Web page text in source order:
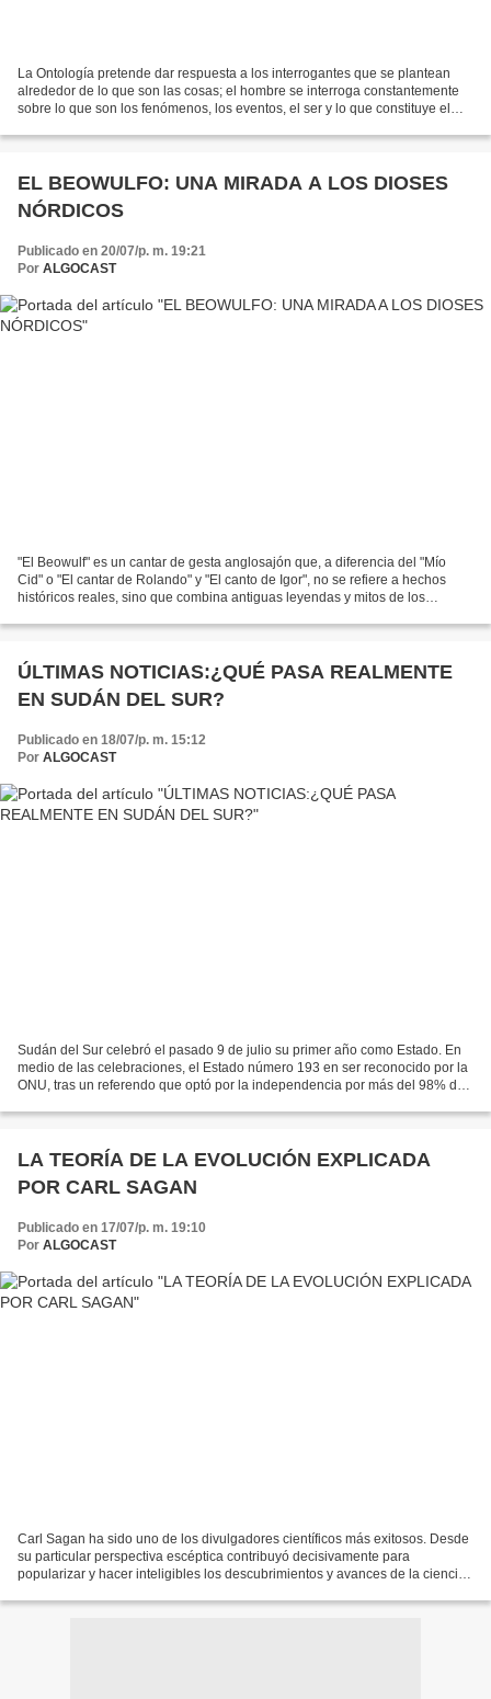
La Ontología pretende dar respuesta a los interrogantes que se plantean
alrededor de lo que son las cosas; el hombre se interroga constantemente
sobre lo que son los fenómenos, los eventos, el ser y lo que constituye el
EL BEOWULFO: UNA MIRADA A LOS DIOSES
NÓRDICOS
Publicado en 20/07/p. m. 19:21
Por ALGOCAST
"El Beowulf" es un cantar de gesta anglosajón que, a diferencia del "Mío
Cid" o "El cantar de Rolando" y "El canto de Igor", no se refiere a hechos
históricos reales, sino que combina antiguas leyendas y mitos de los
ÚLTIMAS NOTICIAS:¿QUÉ PASA REALMENTE
EN SUDÁN DEL SUR?
Publicado en 18/07/p. m. 15:12
Por ALGOCAST
Sudán del Sur celebró el pasado 9 de julio su primer año como Estado. En
medio de las celebraciones, el Estado número 193 en ser reconocido por la
ONU, tras un referendo que optó por la independencia por más del 98% de
LA TEORÍA DE LA EVOLUCIÓN EXPLICADA
POR CARL SAGAN
Publicado en 17/07/p. m. 19:10
Por ALGOCAST
Carl Sagan ha sido uno de los divulgadores científicos más exitosos. Desde
su particular perspectiva escéptica contribuyó decisivamente para
popularizar y hacer inteligibles los descubrimientos y avances de la ciencia